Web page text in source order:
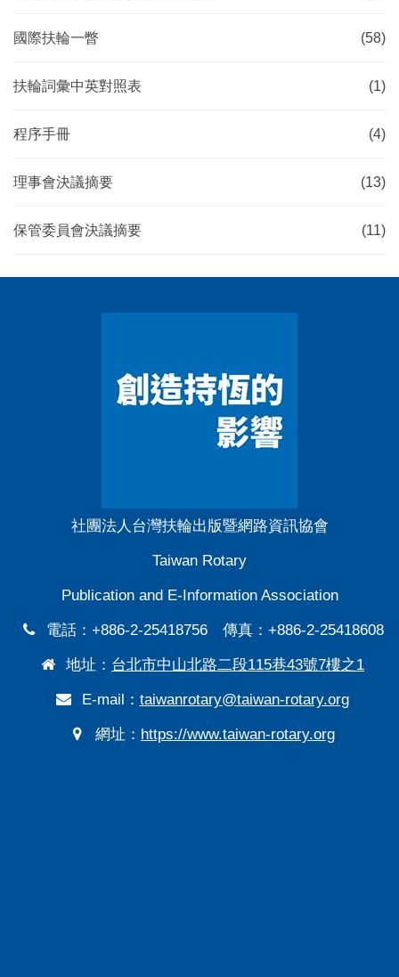
國際扶輪一瞥 (58)
扶輪詞彙中英對照表 (1)
程序手冊 (4)
理事會決議摘要 (13)
保管委員會決議摘要 (11)
社團法人台灣扶輪出版暨網路資訊協會
Taiwan Rotary
Publication and E-Information Association
電話：+886-2-25418756 傳真：+886-2-25418608
地址： 台北市中山北路二段115巷43號7樓之1
E-mail： taiwanrotary@taiwan-rotary.org
網址： https://www.taiwan-rotary.org